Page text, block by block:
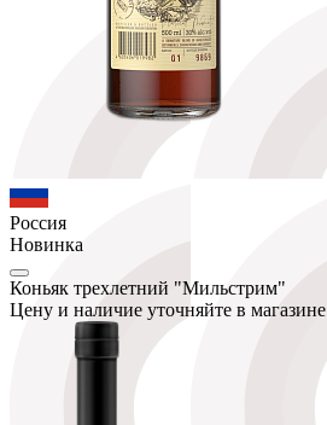
Россия
Новинка
Коньяк трехлетний "Мильстрим"
Цену и наличие уточняйте в магазине